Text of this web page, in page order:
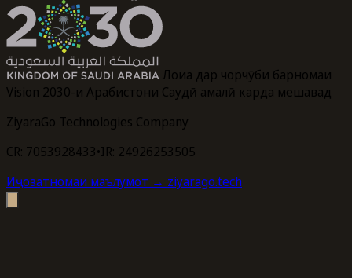
Лоиҳа дар чорчӯби барномаи
Vision 2030-и Арабистони Саудӣ амалӣ карда мешавад
ZiyaraGo Technologies Company
CR: 7053928433•IR: 24926253505
Иҷозатномаи маълумот → ziyarago.tech